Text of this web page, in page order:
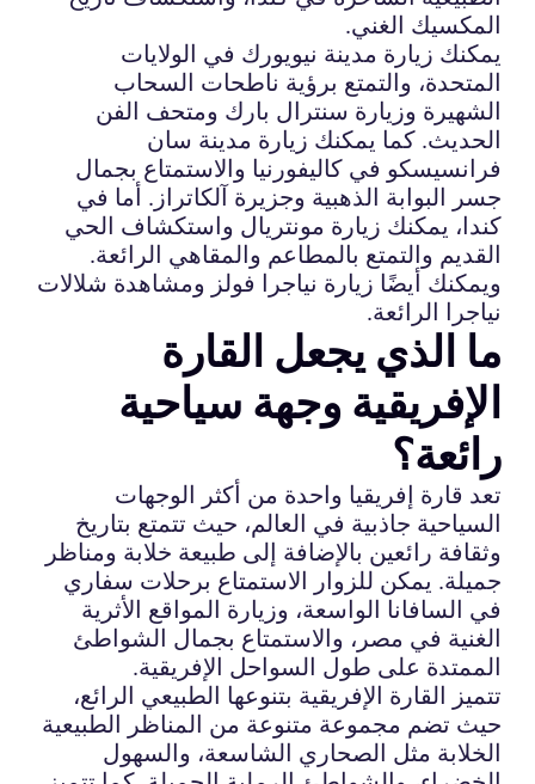
المكسيك الغني.
يمكنك زيارة مدينة نيويورك في الولايات
المتحدة، والتمتع برؤية ناطحات السحاب
الشهيرة وزيارة سنترال بارك ومتحف الفن
الحديث. كما يمكنك زيارة مدينة سان
فرانسيسكو في كاليفورنيا والاستمتاع بجمال
جسر البوابة الذهبية وجزيرة آلكاتراز. أما في
كندا، يمكنك زيارة مونتريال واستكشاف الحي
القديم والتمتع بالمطاعم والمقاهي الرائعة.
ويمكنك أيضًا زيارة نياجرا فولز ومشاهدة شلالات
نياجرا الرائعة.
ما الذي يجعل القارة
الإفريقية وجهة سياحية
رائعة؟
تعد قارة إفريقيا واحدة من أكثر الوجهات
السياحية جاذبية في العالم، حيث تتمتع بتاريخ
وثقافة رائعين بالإضافة إلى طبيعة خلابة ومناظر
جميلة. يمكن للزوار الاستمتاع برحلات سفاري
في السافانا الواسعة، وزيارة المواقع الأثرية
الغنية في مصر، والاستمتاع بجمال الشواطئ
الممتدة على طول السواحل الإفريقية.
تتميز القارة الإفريقية بتنوعها الطبيعي الرائع،
حيث تضم مجموعة متنوعة من المناظر الطبيعية
الخلابة مثل الصحاري الشاسعة، والسهول